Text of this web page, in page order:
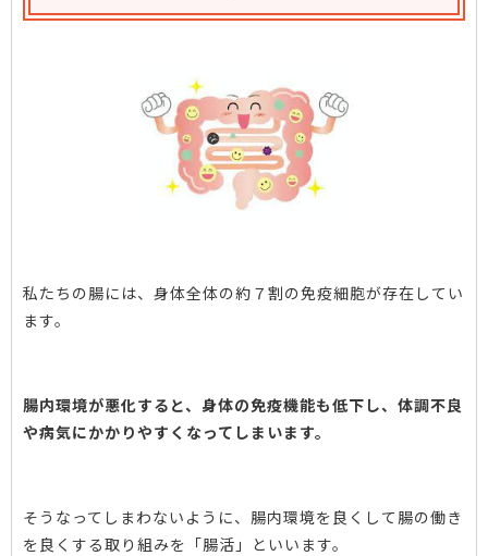
私たちの腸には、身体全体の約７割の免疫細胞が存在してい
ます。
腸内環境が悪化すると、身体の免疫機能も低下し、体調不良
や病気にかかりやすくなってしまいます。
そうなってしまわないように、腸内環境を良くして腸の働き
を良くする取り組みを「腸活」といいます。